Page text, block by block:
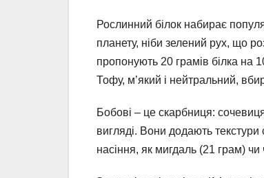
Рослинний білок набирає
планету, ніби зелений рух, що
пропонують 20 грамів білка на
Тофу, м’який і нейтральний,
Бобові – це скарбниця:
вигляді. Вони додають текстури
насіння, як мигдаль (21 грам) чи